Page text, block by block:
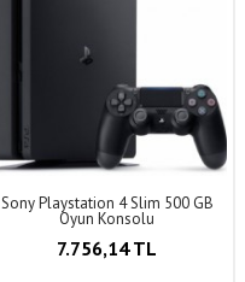
Sony Playstation 4 Slim 500 GB
Oyun Konsolu
7.756,14 TL